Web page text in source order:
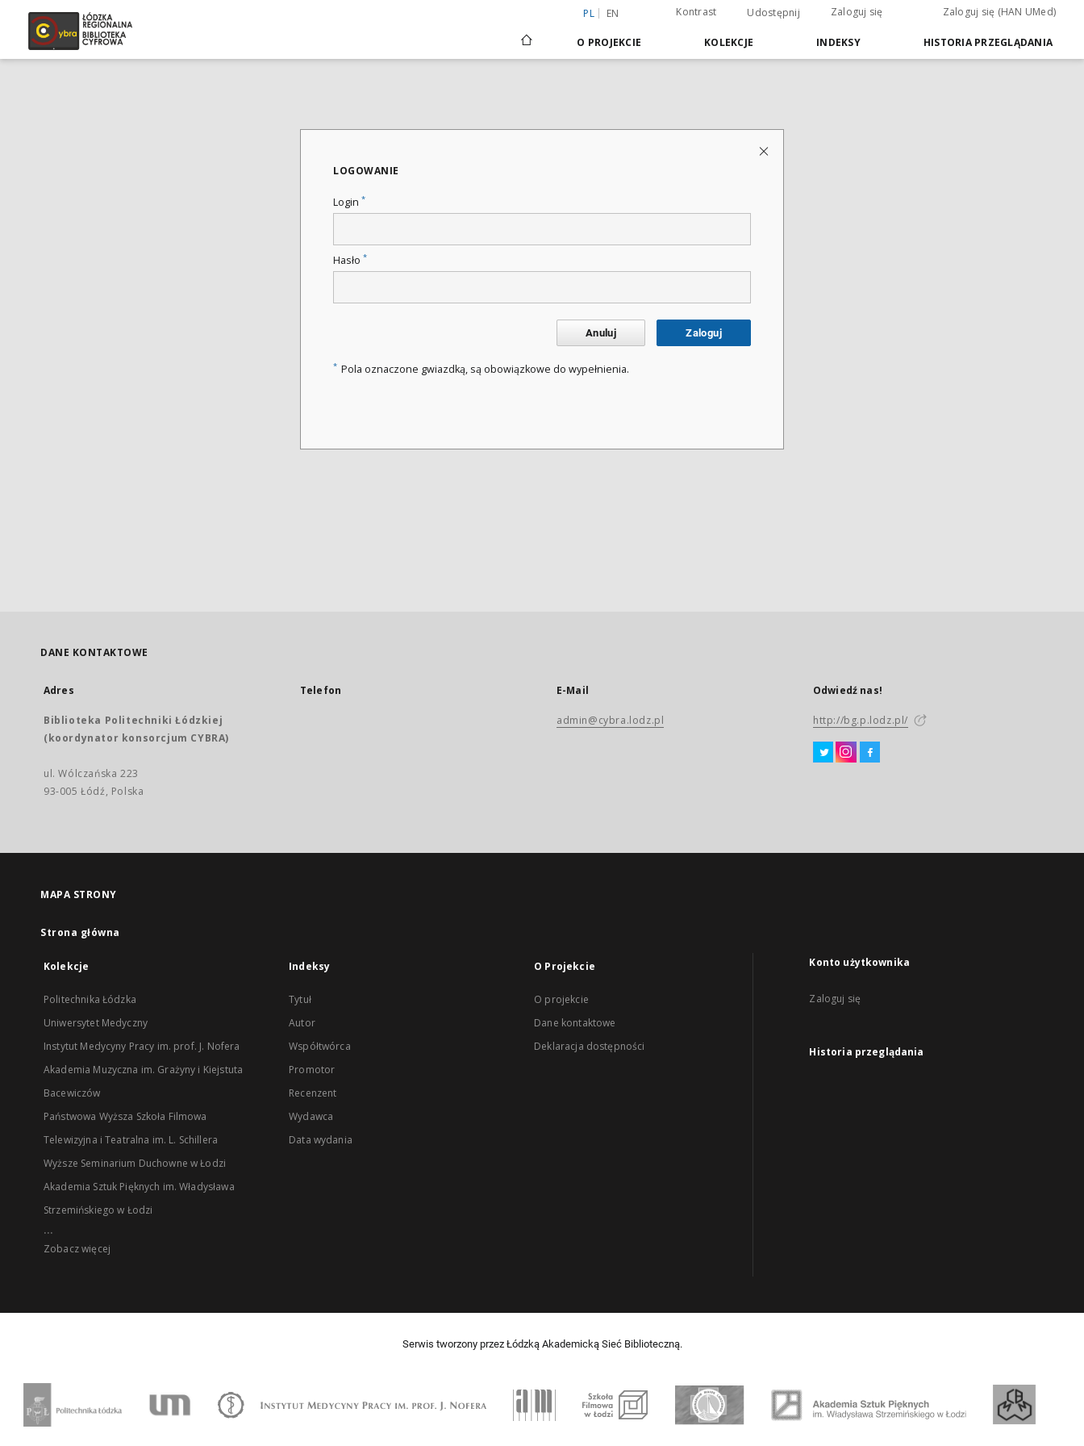
PL EN Kontrast Udostępnij Zaloguj się Zaloguj się (HAN UMed)
O PROJEKCIE KOLEKCJE INDEKSY HISTORIA PRZEGLĄDANIA
LOGOWANIE
Login *
Hasło *
Anuluj Zaloguj
* Pola oznaczone gwiazdką, są obowiązkowe do wypełnienia.
DANE KONTAKTOWE
Adres
Biblioteka Politechniki Łódzkiej
(koordynator konsorcjum CYBRA)
ul. Wólczańska 223
93-005 Łódź, Polska
Telefon E-Mail
admin@cybra.lodz.pl
Odwiedź nas!
http://bg.p.lodz.pl/
MAPA STRONY
Strona główna
Kolekcje
Politechnika Łódzka
Uniwersytet Medyczny
Instytut Medycyny Pracy im. prof. J. Nofera
Akademia Muzyczna im. Grażyny i Kiejstuta
Bacewiczów
Państwowa Wyższa Szkoła Filmowa
Telewizyjna i Teatralna im. L. Schillera
Wyższe Seminarium Duchowne w Łodzi
Akademia Sztuk Pięknych im. Władysława
Strzemińskiego w Łodzi
...
Zobacz więcej
Indeksy
Tytuł
Autor
Współtwórca
Promotor
Recenzent
Wydawca
Data wydania
O Projekcie
O projekcie
Dane kontaktowe
Deklaracja dostępności
Konto użytkownika
Zaloguj się
Historia przeglądania
Serwis tworzony przez Łódzką Akademicką Sieć Biblioteczną.